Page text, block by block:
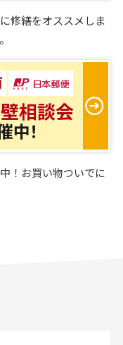
修繕をオススメしま
！お買い物ついでに